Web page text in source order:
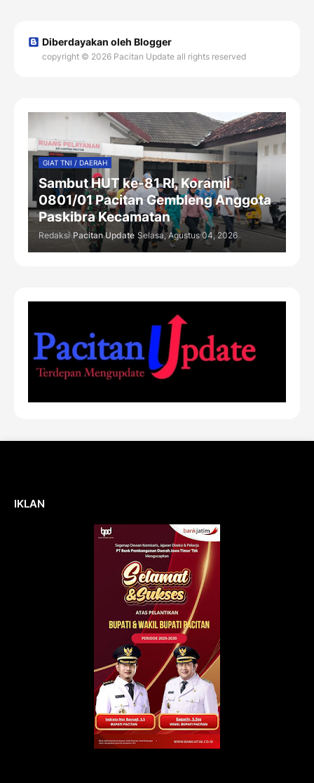
Diberdayakan oleh Blogger
copyright © 2026 Pacitan Update all rights reserved
GIAT TNI / DAERAH
Sambut HUT ke-81 RI, Koramil
0801/01 Pacitan Gembleng Anggota
Paskibra Kecamatan
Redaksi Pacitan Update Selasa, Agustus 04, 2026
IKLAN